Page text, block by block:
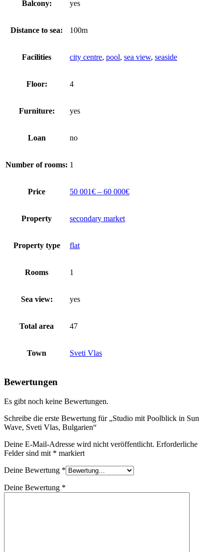
Balcony: yes
Distance to sea: 100m
Facilities city centre, pool, sea view, seaside
Floor: 4
Furniture: yes
Loan no
Number of rooms: 1
Price 50 001€ – 60 000€
Property secondary market
Property type flat
Rooms 1
Sea view: yes
Total area 47
Town Sveti Vlas
Bewertungen
Es gibt noch keine Bewertungen.
Schreibe die erste Bewertung für „Studio mit Poolblick in Sun
Wave, Sveti Vlas, Bulgarien“
Deine E-Mail-Adresse wird nicht veröffentlicht. Erforderliche
Felder sind mit * markiert
Deine Bewertung *
Deine Bewertung *